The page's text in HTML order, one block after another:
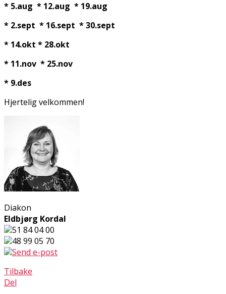
* 5.aug * 12.aug * 19.aug
* 2.sept * 16.sept * 30.sept
* 14.okt * 28.okt
* 11.nov * 25.nov
* 9.des
Hjertelig velkommen!
Diakon
Eldbjørg Kordal
51 84 04 00
48 99 05 70
Send e-post
Tilbake
Del